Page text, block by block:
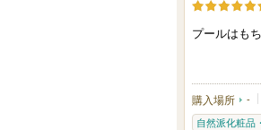
プールはも
購入場所 -
自然派化粧品